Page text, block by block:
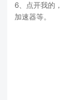
6、点开我的
加速器等。